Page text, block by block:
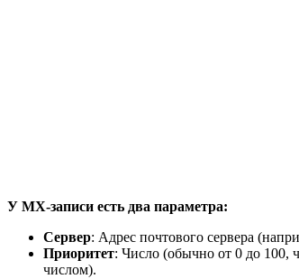
У MX-записи есть два параметра:
Сервер: Адрес почтового сервера
Приоритет: Число (обычно от 0 до 100,
числом).